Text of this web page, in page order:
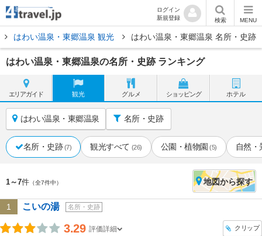
ログイン
新規登録
検索 MENU
はわい温泉・東郷温泉 観光 はわい温泉・東郷温泉 名所・史跡
はわい温泉・東郷温泉の名所・史跡 ランキング
エリアガイド 観光 グルメ ショッピング ホテル
はわい温泉・東郷温泉 名所・史跡
名所・史跡 (7) 観光すべて (26) 公園・植物園 (5) 自然・
1～7件 （全7件中） 地図から探す
1 こいの湯 名所・史跡
3.29 評価詳細 クリップ